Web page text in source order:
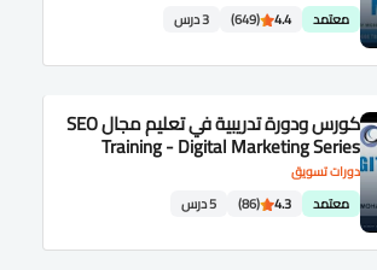
معتمد 4.4
(649) 3 درس
دورات تسويق
كورس ودورة تدريبية في تعليم مجال SEO
Training - Digital Marketing Series
معتمد 4.3
(86) 5 درس